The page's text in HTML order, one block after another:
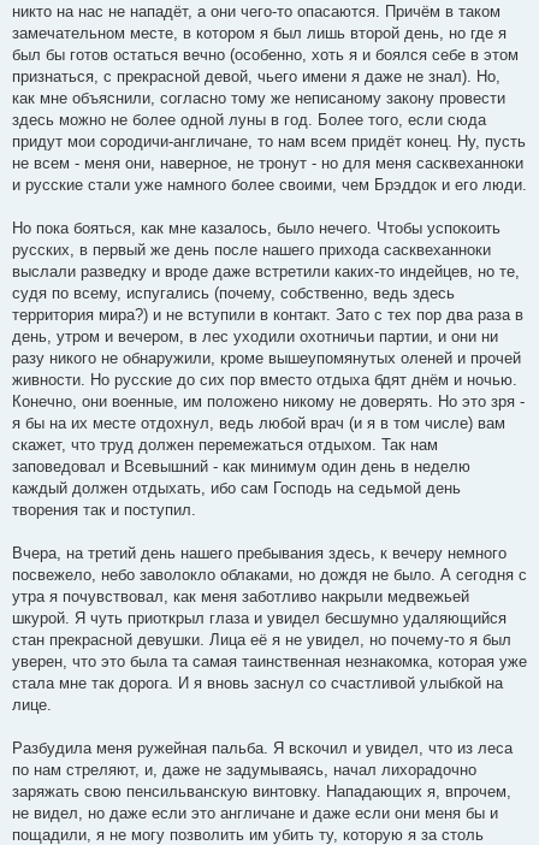
никто на нас не нападёт, а они чего-то опасаются. Причём в таком
замечательном месте, в котором я был лишь второй день, но где я
был бы готов остаться вечно (особенно, хоть я и боялся себе в этом
признаться, с прекрасной девой, чьего имени я даже не знал). Но,
как мне объяснили, согласно тому же неписаному закону провести
здесь можно не более одной луны в год. Более того, если сюда
придут мои сородичи-англичане, то нам всем придёт конец. Ну, пусть
не всем - меня они, наверное, не тронут - но для меня сасквеханноки
и русские стали уже намного более своими, чем Брэддок и его люди.
Но пока бояться, как мне казалось, было нечего. Чтобы успокоить
русских, в первый же день после нашего прихода сасквеханноки
выслали разведку и вроде даже встретили каких-то индейцев, но те,
судя по всему, испугались (почему, собственно, ведь здесь
территория мира?) и не вступили в контакт. Зато с тех пор два раза в
день, утром и вечером, в лес уходили охотничьи партии, и они ни
разу никого не обнаружили, кроме вышеупомянутых оленей и прочей
живности. Но русские до сих пор вместо отдыха бдят днём и ночью.
Конечно, они военные, им положено никому не доверять. Но это зря -
я бы на их месте отдохнул, ведь любой врач (и я в том числе) вам
скажет, что труд должен перемежаться отдыхом. Так нам
заповедовал и Всевышний - как минимум один день в неделю
каждый должен отдыхать, ибо сам Господь на седьмой день
творения так и поступил.
Вчера, на третий день нашего пребывания здесь, к вечеру немного
посвежело, небо заволокло облаками, но дождя не было. А сегодня с
утра я почувствовал, как меня заботливо накрыли медвежьей
шкурой. Я чуть приоткрыл глаза и увидел бесшумно удаляющийся
стан прекрасной девушки. Лица её я не увидел, но почему-то я был
уверен, что это была та самая таинственная незнакомка, которая уже
стала мне так дорога. И я вновь заснул со счастливой улыбкой на
лице.
Разбудила меня ружейная пальба. Я вскочил и увидел, что из леса
по нам стреляют, и, даже не задумываясь, начал лихорадочно
заряжать свою пенсильванскую винтовку. Нападающих я, впрочем,
не видел, но даже если это англичане и даже если они меня бы и
пощадили, я не могу позволить им убить ту, которую я за столь